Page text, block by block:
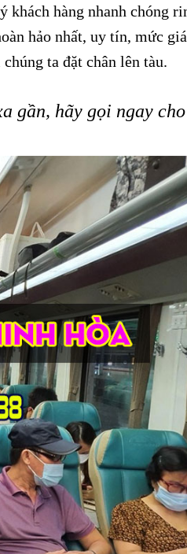
khách hàng nhanh chóng
hảo nhất, uy tín, mức
ta đặt chân lên tàu.
gần, hãy gọi ngay cho